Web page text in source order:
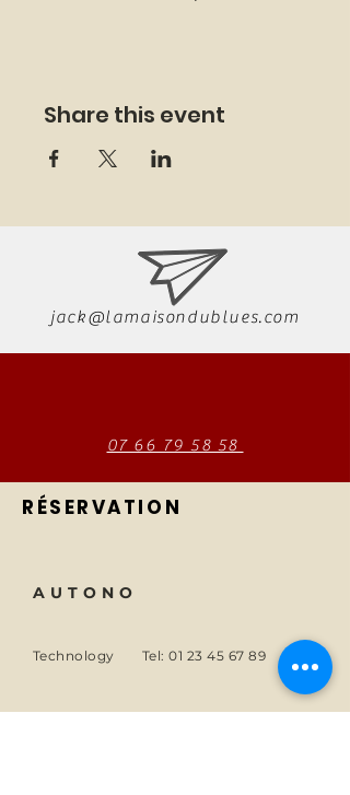
Share this event
jack@lamaisondublues.com
07 66 79 58 58
RÉSERVATION
AUTONO
Technology Tel:01 23 45 67 89